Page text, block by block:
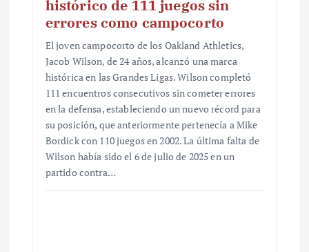
histórico de 111 juegos sin
errores como campocorto
El joven campocorto de los Oakland Athletics,
Jacob Wilson, de 24 años, alcanzó una marca
histórica en las Grandes Ligas. Wilson completó
111 encuentros consecutivos sin cometer errores
en la defensa, estableciendo un nuevo récord para
su posición, que anteriormente pertenecía a Mike
Bordick con 110 juegos en 2002. La última falta de
Wilson había sido el 6 de julio de 2025 en un
partido contra…